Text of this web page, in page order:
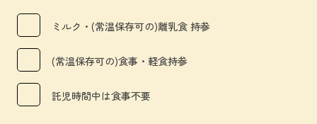
ミルク・(常温保存可の)離乳食 持参
(常温保存可の)食事・軽食持参
託児時間中は食事不要